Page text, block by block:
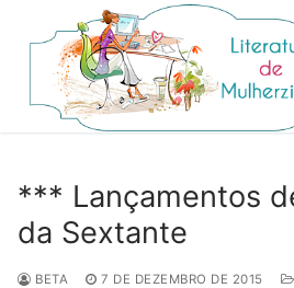
para
conteúdo
*** Lançamentos
da Sextante
BETA 7 DE DEZEMBRO DE 2015